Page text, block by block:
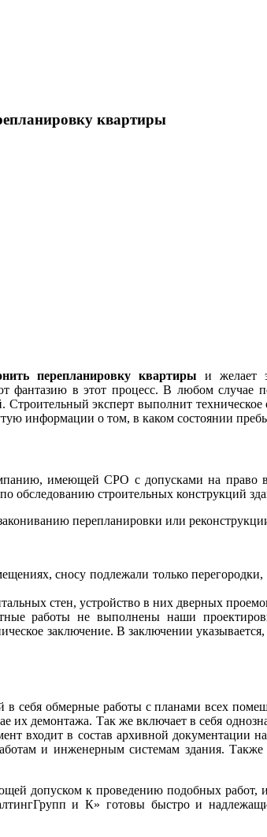
квартиры
перепланировку квартиры и желает
в этот процесс. В любом случае
эксперт выполнит
информации о том, в каком состоянии
имеющей СРО с допусками на право
обследованию строительных конструкций
перепланировки или
сносу подлежали только
стен, устройство в них дверных
работы не выполнены наши
заключение. В заключении
себя обмерные работы с планами всех
демонтажа. Так же включает в себя
входит в состав архивной документации
и инженерным системам здания. Также
допуском к проведению подобных работ,
и К» готовы быстро и